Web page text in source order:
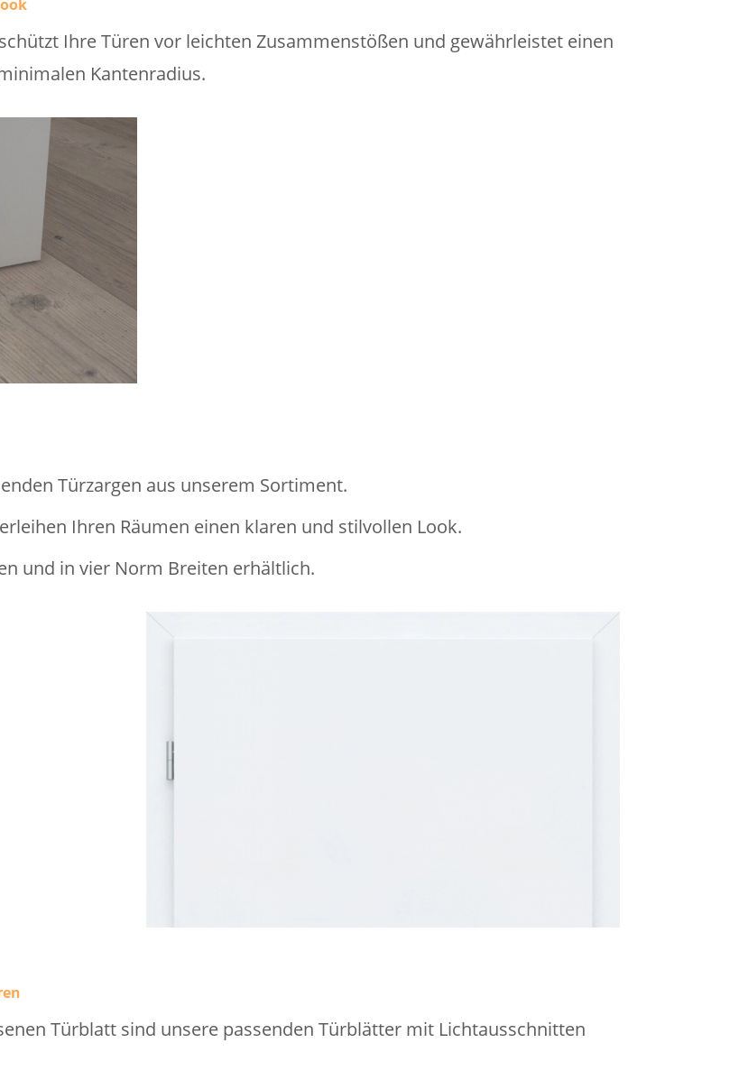
Ihre Türen vor leichten Zusammenstößen und gewährleistet einen
Kantenradius.
Türzargen aus unserem Sortiment.
Ihren Räumen einen klaren und stilvollen Look.
und in vier Norm Breiten erhältlich.
Türblatt sind unsere passenden Türblätter mit Lichtausschnitten